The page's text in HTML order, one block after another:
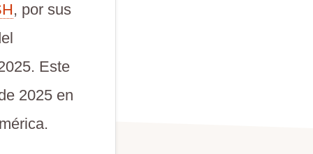
, por sus
Este
2025 en